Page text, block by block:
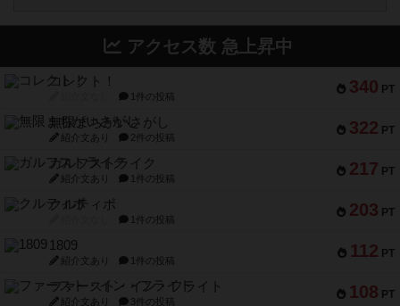
アクセス数 急上昇中
340 PT
コレクト！
1件の投稿
322 PT
無限まちがいさがし
紹介文あり 2件の投稿
217 PT
ガルフストライク
紹介文あり 1件の投稿
203 PT
クルティボ
1件の投稿
112 PT
1809
紹介文あり 1件の投稿
108 PT
ファースト・イン・フライト
紹介文あり 3件の投稿